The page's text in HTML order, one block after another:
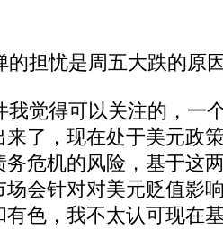
担忧是周五大跌的原
觉得可以关注的，一
了，现在处于美元政
危机的风险，基于这
会针对对美元贬值影
色，我不太认可现在